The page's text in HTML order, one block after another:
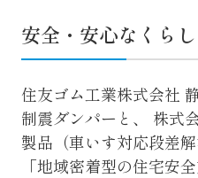
安全・安心なくら
住友ゴム工業株式会社
制震ダンパーと、
株式
製品（車いす対応段差解
「地域密着型の住宅安